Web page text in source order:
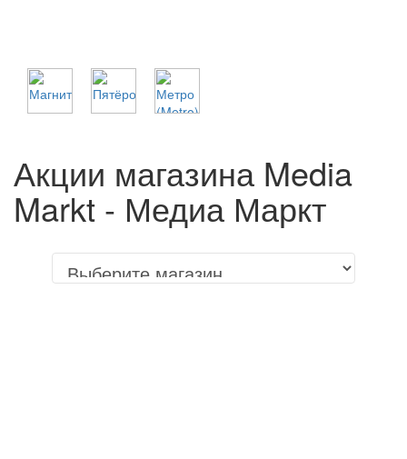
Акции магазина Media
Markt - Медиа Маркт